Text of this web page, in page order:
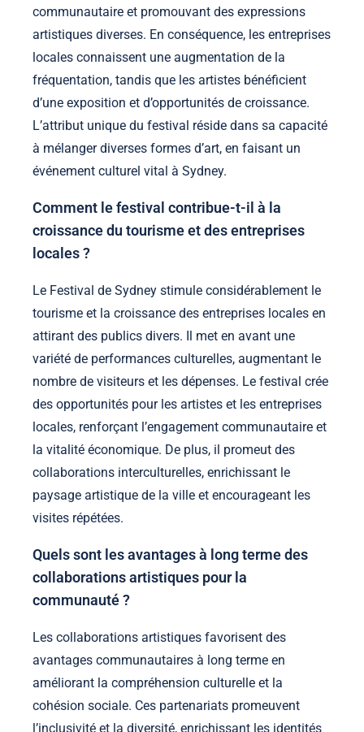
communautaire et promouvant des expressions
artistiques diverses. En conséquence, les entreprises
locales connaissent une augmentation de la
fréquentation, tandis que les artistes bénéficient
d’une exposition et d’opportunités de croissance.
L’attribut unique du festival réside dans sa capacité
à mélanger diverses formes d’art, en faisant un
événement culturel vital à Sydney.
Comment le festival contribue-t-il à la
croissance du tourisme et des entreprises
locales ?
Le Festival de Sydney stimule considérablement le
tourisme et la croissance des entreprises locales en
attirant des publics divers. Il met en avant une
variété de performances culturelles, augmentant le
nombre de visiteurs et les dépenses. Le festival crée
des opportunités pour les artistes et les entreprises
locales, renforçant l’engagement communautaire et
la vitalité économique. De plus, il promeut des
collaborations interculturelles, enrichissant le
paysage artistique de la ville et encourageant les
visites répétées.
Quels sont les avantages à long terme des
collaborations artistiques pour la
communauté ?
Les collaborations artistiques favorisent des
avantages communautaires à long terme en
améliorant la compréhension culturelle et la
cohésion sociale. Ces partenariats promeuvent
l’inclusivité et la diversité, enrichissant les identités